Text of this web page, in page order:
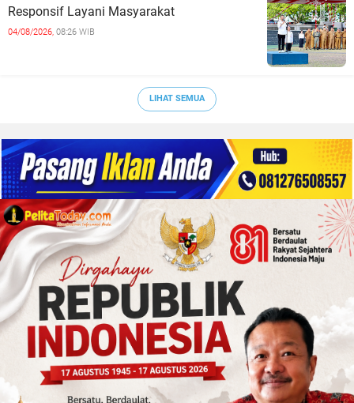
Responsif Layani Masyarakat
04/08/2026, 08:26 WIB
LIHAT SEMUA